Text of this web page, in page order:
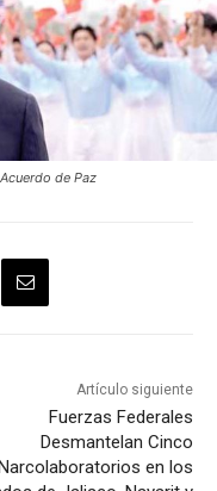
de Paz
Artículo siguiente
Fuerzas Federales
Desmantelan Cinco
Narcolaboratorios en los